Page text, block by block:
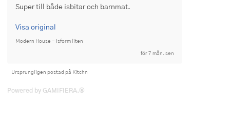
Ugnsformar
Vispar
Ångkokare och ånginsatser
Super till både isbitar och barnmat.
Visa original
Modern House - Isform liten
för 7 mån. sen
Ursprungligen postad på Kitchn
Powered by GAMIFIERA.®